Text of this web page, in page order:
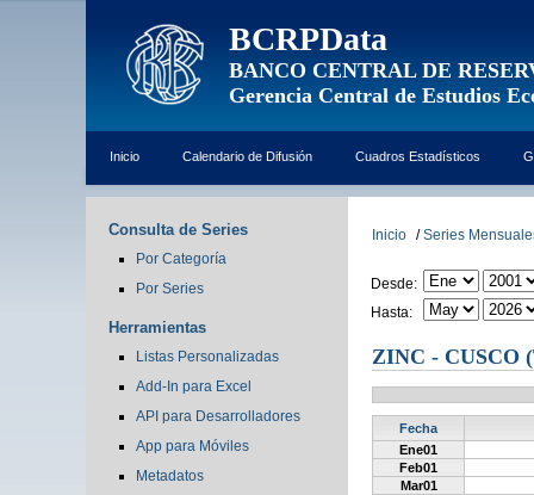
BCRPData
BANCO CENTRAL DE
Gerencia Central de Estudios
Inicio Calendario de Difusión Cuadros Estadísticos
Consulta de Series
Por Categoría
Por Series
Herramientas
Listas Personalizadas
Add-In para Excel
API para Desarrolladores
App para Móviles
Metadatos
Inicio / Series
Desde:
Hasta:
ZINC - CUSCO
Fecha
Ene01
Feb01
Mar01